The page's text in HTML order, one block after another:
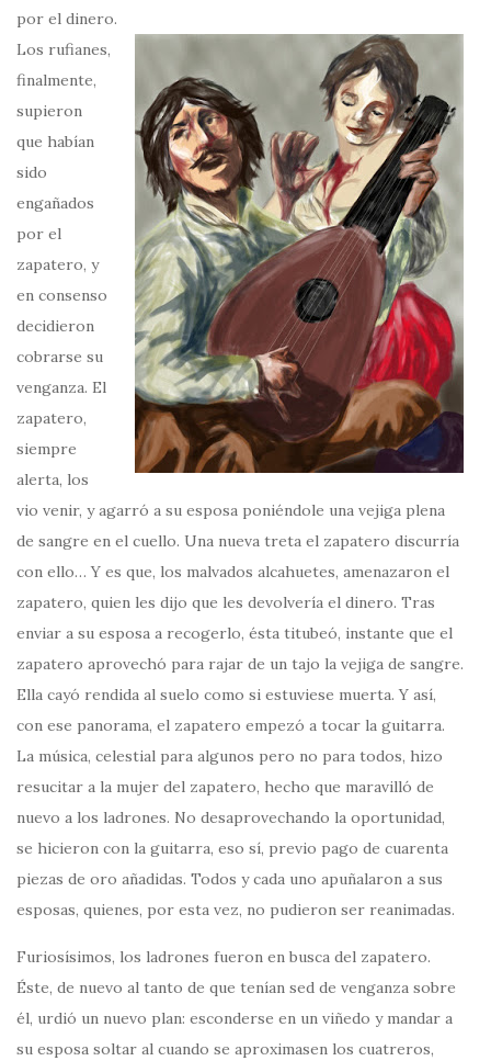
por el dinero.
Los rufianes,
finalmente,
supieron
que habían
sido
engañados
por el
zapatero, y
en consenso
decidieron
cobrarse su
venganza. El
zapatero,
siempre
alerta, los
vio venir, y agarró a su esposa poniéndole una vejiga plena
de sangre en el cuello. Una nueva treta el zapatero discurría
con ello… Y es que, los malvados alcahuetes, amenazaron el
zapatero, quien les dijo que les devolvería el dinero. Tras
enviar a su esposa a recogerlo, ésta titubeó, instante que el
zapatero aprovechó para rajar de un tajo la vejiga de sangre.
Ella cayó rendida al suelo como si estuviese muerta. Y así,
con ese panorama, el zapatero empezó a tocar la guitarra.
La música, celestial para algunos pero no para todos, hizo
resucitar a la mujer del zapatero, hecho que maravilló de
nuevo a los ladrones. No desaprovechando la oportunidad,
se hicieron con la guitarra, eso sí, previo pago de cuarenta
piezas de oro añadidas. Todos y cada uno apuñalaron a sus
esposas, quienes, por esta vez, no pudieron ser reanimadas.
Furiosísimos, los ladrones fueron en busca del zapatero.
Éste, de nuevo al tanto de que tenían sed de venganza sobre
él, urdió un nuevo plan: esconderse en un viñedo y mandar a
su esposa soltar al cuando se aproximasen los cuatreros,